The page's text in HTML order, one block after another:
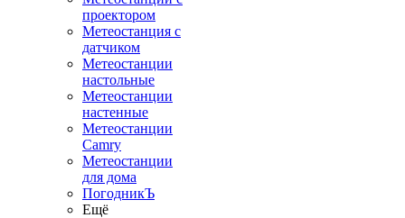
проектором
Метеостанция с
датчиком
Метеостанции
настольные
Метеостанции
настенные
Метеостанции
Camry
Метеостанции
для дома
ПогодникЪ
Ещё